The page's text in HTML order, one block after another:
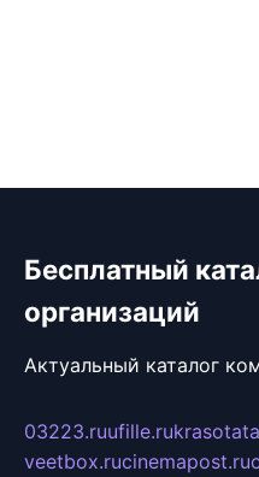
Бесплатный
организаций
Актуальный каталог
03223.ruufille.ru
veetbox.rucinemapost.ru